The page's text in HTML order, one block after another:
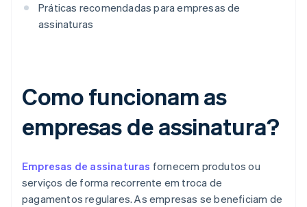
Práticas recomendadas para empresas de
assinaturas
Como funcionam as
empresas de assinatura?
Empresas de assinaturas fornecem produtos ou
serviços de forma recorrente em troca de
pagamentos regulares. As empresas se beneficiam de